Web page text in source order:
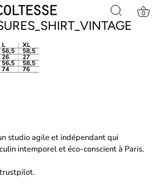
0
L XL
56,5 58,5
26 27
56,5 58,5
74 76
studio agile et indépendant qui
intemporel et éco-conscient à Paris.
trustpilot.